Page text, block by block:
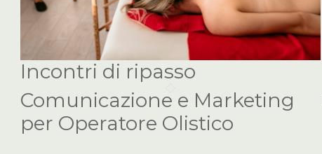
Incontri di ripasso
Comunicazione e Marketing
per Operatore Olistico